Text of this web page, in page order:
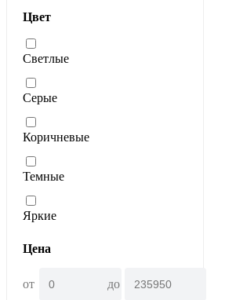
Цвет
Светлые
Серые
Коричневые
Темные
Яркие
Цена
от до